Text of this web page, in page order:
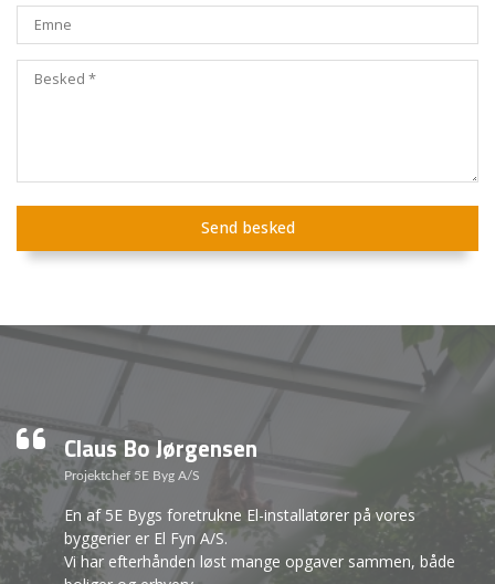
Claus Bo Jørgensen
Projektchef 5E Byg A/S
En af 5E Bygs foretrukne El-installatører på vores
byggerier er El Fyn A/S.
Vi har efterhånden løst mange opgaver sammen, både